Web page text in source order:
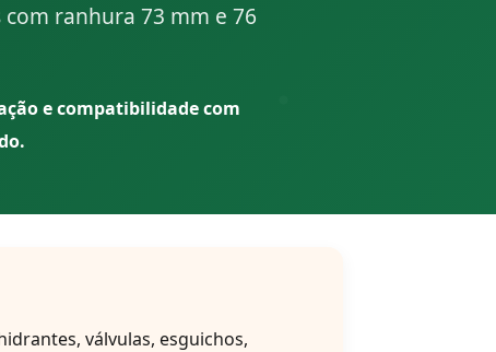
com ranhura 73 mm e 76
e compatibilidade com
válvulas, esguichos,